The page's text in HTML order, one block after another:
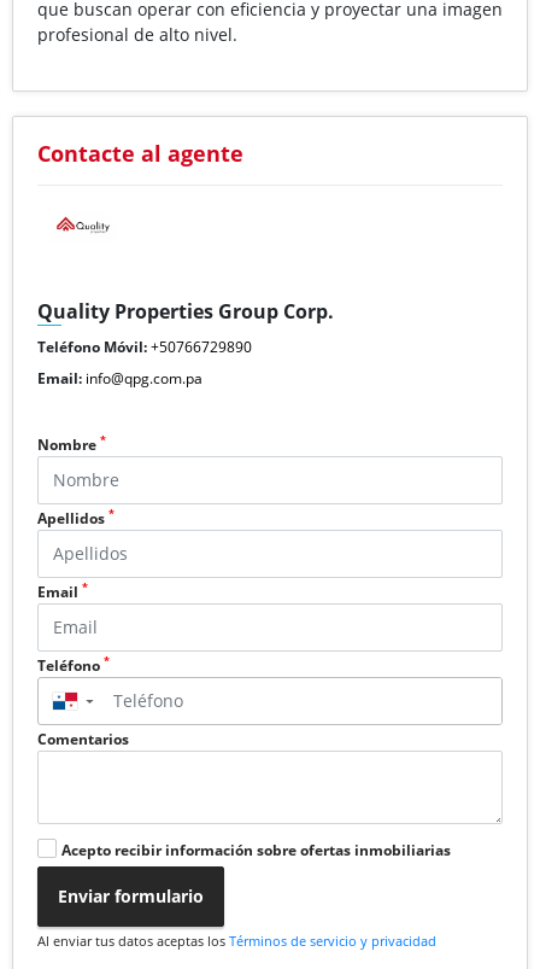
que buscan operar con eficiencia y proyectar una imagen
profesional de alto nivel.
Contacte al agente
Quality Properties Group Corp.
Teléfono Móvil:+50766729890
Email: info@qpg.com.pa
Nombre *
Apellidos *
Email *
Teléfono *
▼
Comentarios
Acepto recibir información sobre ofertas inmobiliarias
Enviar formulario
Al enviar tus datos aceptas los Términos de servicio y privacidad